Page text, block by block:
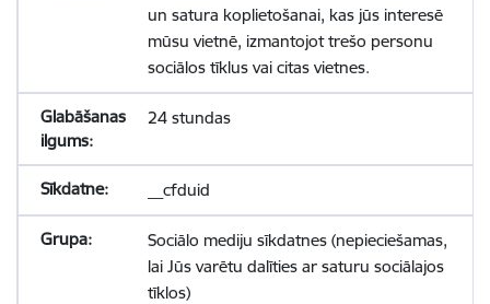
un satura koplietošanai, kas jūs interesē
mūsu vietnē, izmantojot trešo personu
sociālos tīklus vai citas vietnes.
24 stundas
__cfduid
Sociālo mediju sīkdatnes (nepieciešamas,
lai Jūs varētu dalīties ar saturu sociālajos
tīklos)